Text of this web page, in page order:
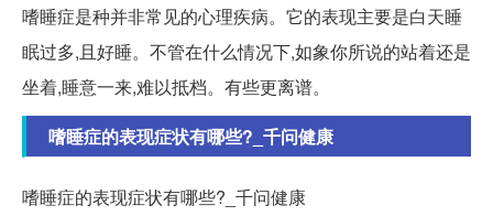
嗜睡症是种并非常见的心理疾病。它的表现主要是白天睡
眠过多,且好睡。不管在什么情况下,如象你所说的站着还是
坐着,睡意一来,难以抵档。有些更离谱。
嗜睡症的表现症状有哪些?_千问健康
嗜睡症的表现症状有哪些?_千问健康